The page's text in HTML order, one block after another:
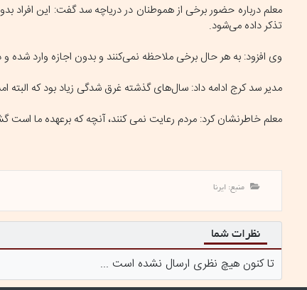
معلم درباره حضور برخی از هموطنان در دریاچه سد گفت: این افراد
تذکر داده می‌شود.
وی افزود: به هر حال برخی ملاحظه نمی‌کنند و بدون اجازه وارد
مدیر سد کرج ادامه داد: سال‌های گذشته غرق شدگی زیاد بود که البته
معلم خاطرنشان کرد: مردم رعایت نمی کنند، آنچه که برعهده ما
منبع: ایرنا
نظرات شما
تا کنون هیچ نظری ارسال نشده است ...